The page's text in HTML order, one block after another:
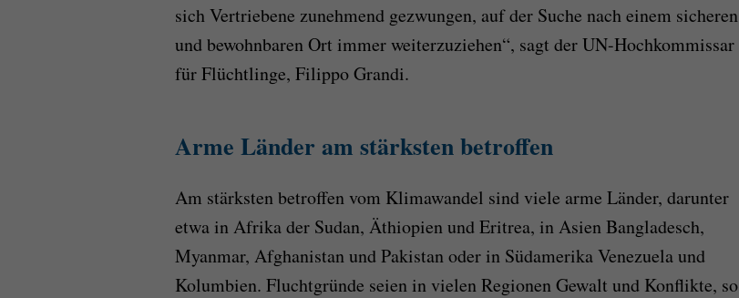
sich Vertriebene zunehmend gezwungen, auf der Suche nach einem sicheren
und bewohnbaren Ort immer weiterzuziehen“, sagt der UN-Hochkommissar
für Flüchtlinge, Filippo Grandi.
Arme Länder am stärksten betroffen
Am stärksten betroffen vom Klimawandel sind viele arme Länder, darunter
etwa in Afrika der Sudan, Äthiopien und Eritrea, in Asien Bangladesch,
Myanmar, Afghanistan und Pakistan oder in Südamerika Venezuela und
Kolumbien. Fluchtgründe seien in vielen Regionen Gewalt und Konflikte, so